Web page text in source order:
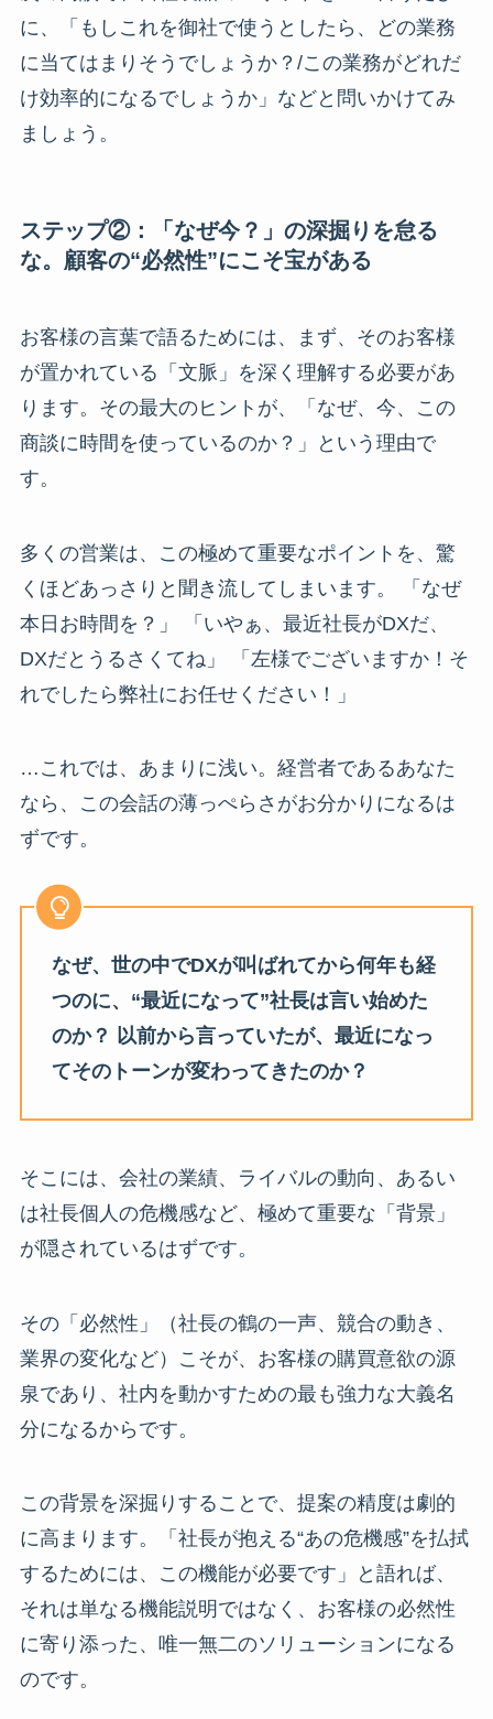
に、「もしこれを御社で使うとしたら、どの業務
に当てはまりそうでしょうか？/この業務がどれだ
け効率的になるでしょうか」などと問いかけてみ
ましょう。
ステップ②：「なぜ今？」の深掘りを怠る
な。顧客の“必然性”にこそ宝がある
お客様の言葉で語るためには、まず、そのお客様
が置かれている「文脈」を深く理解する必要があ
ります。その最大のヒントが、「なぜ、今、この
商談に時間を使っているのか？」という理由で
す。
多くの営業は、この極めて重要なポイントを、驚
くほどあっさりと聞き流してしまいます。 「なぜ
本日お時間を？」 「いやぁ、最近社長がDXだ、
DXだとうるさくてね」 「左様でございますか！そ
れでしたら弊社にお任せください！」
…これでは、あまりに浅い。経営者であるあなた
なら、この会話の薄っぺらさがお分かりになるは
ずです。
なぜ、世の中でDXが叫ばれてから何年も経
つのに、“最近になって”社長は言い始めた
のか？ 以前から言っていたが、最近になっ
てそのトーンが変わってきたのか？
そこには、会社の業績、ライバルの動向、あるい
は社長個人の危機感など、極めて重要な「背景」
が隠されているはずです。
その「必然性」（社長の鶴の一声、競合の動き、
業界の変化など）こそが、お客様の購買意欲の源
泉であり、社内を動かすための最も強力な大義名
分になるからです。
この背景を深掘りすることで、提案の精度は劇的
に高まります。「社長が抱える“あの危機感”を払拭
するためには、この機能が必要です」と語れば、
それは単なる機能説明ではなく、お客様の必然性
に寄り添った、唯一無二のソリューションになる
のです。